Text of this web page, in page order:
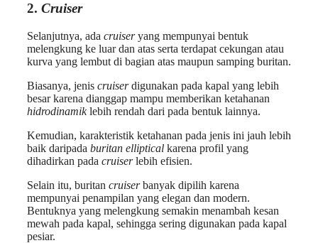
2. Cruiser
Selanjutnya, ada cruiseryang mempunyai bentuk
melengkung ke luar dan atas serta terdapat cekungan atau
kurva yang lembut di bagian atas maupun samping buritan.
Biasanya, jenis cruiserdigunakan pada kapal yang lebih
besar karena dianggap mampu memberikan ketahanan
hidrodinamiklebih rendah dari pada bentuk lainnya.
Kemudian, karakteristik ketahanan pada jenis ini jauh lebih
baik daripada buritan elliptical karena profil yang
dihadirkan pada cruiserlebih efisien.
Selain itu, buritan cruiserbanyak dipilih karena
mempunyai penampilan yang elegan dan modern.
Bentuknya yang melengkung semakin menambah kesan
mewah pada kapal, sehingga sering digunakan pada kapal
pesiar.